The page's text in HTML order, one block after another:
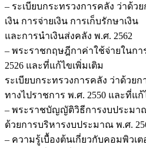
– ระเบียบกระทรวงการคลัง ว่าด้ว
เงิน การจ่ายเงิน การเก็บรักษาเงิน
และการนำเงินส่งคลัง พ.ศ. 2562
– พระราชกฤษฎีกาค่าใช้จ่ายในกา
2526 และที่แก้ไขเพิ่มเติม
ระเบียบกระทรวงการคลัง ว่าด้วย
ทางไปราชการ พ.ศ. 2550 และที่แก้
– พระราชบัญญัติวิธีการงบประมาณ
ด้วยการบริหารงบประมาณ พ.ศ.
– ความรู้เบื้องต้นเกี่ยวกับคอมพิวเต